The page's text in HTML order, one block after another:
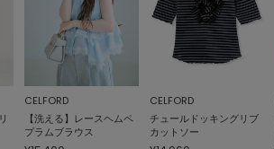
CELFORD
【洗える】レースヘムペ
プラムブラウス
CELFORD
チュールドッキングリブ
カットソー